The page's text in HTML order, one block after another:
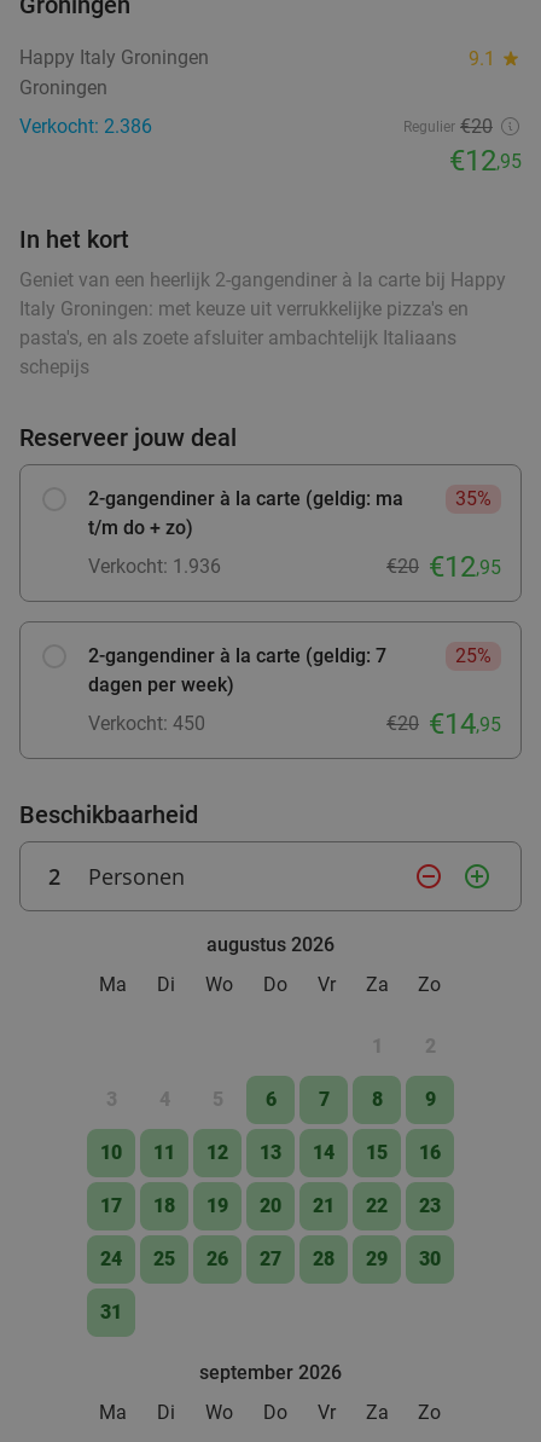
food
food
food
food
food
Veendam
Verkocht: 211 ,25
4Mori in hartje Assen
Vandaag Morgen Za
Wo
Il Nuovo 4Mori
Assen 28 min.
Verkocht: 532
3-gangenproeverij bij Tex-Mex Restaurant
Bramigo
Tex-Mex Restaurant Bramigo
9.8star
28 min.
Verkocht: 541
€24,95
Happy Italy Groningen 9.1 star
Groningen
Verkocht: 2.386
Regulier €20
€12,95
In het kort
Geniet van een heerlijk 2-gangendiner à la carte bij Happy
Italy Groningen: met keuze uit verrukkelijke pizza's en
pasta's, en als zoete afsluiter ambachtelijk Italiaans
schepijs
Reserveer jouw deal
2-gangendiner à la carte (geldig: ma
t/m do + zo)
35%
Verkocht: 1.936 €20 €12,95
2-gangendiner à la carte (geldig: 7
dagen per week)
25%
Verkocht: 450 €20 €14,95
Beschikbaarheid
2 Personen remove_circle_outline add_circle_outline
augustus 2026
Ma
Di Wo Do Vr Za Zo
1 2
3 4 5 6 7 8 9
10 11 12 13 14 15 16
17 18 19 20 21 22 23
24 25 26 27 28 29 30
31
september 2026
Ma
Di Wo Do Vr Za Zo